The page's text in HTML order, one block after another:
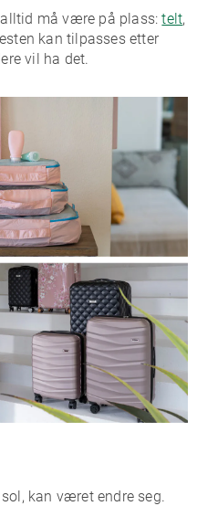
må være på plass:telt,
kan tilpasses etter
vil ha det.
kan været endre seg.